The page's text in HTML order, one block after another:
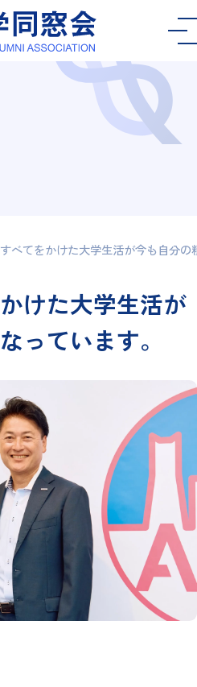
べてをかけた大学生活が今も自分の
けた大学生活が
っています。